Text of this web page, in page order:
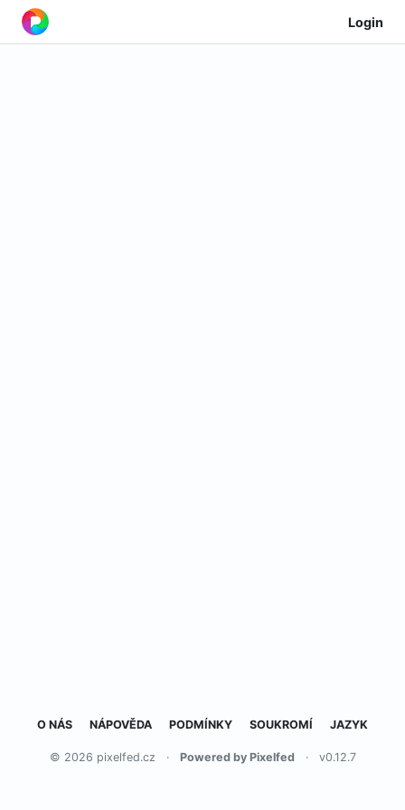
Login
O NÁS NÁPOVĚDA PODMÍNKY SOUKROMÍ JAZYK
© 2026 pixelfed.cz · Powered by Pixelfed · v0.12.7